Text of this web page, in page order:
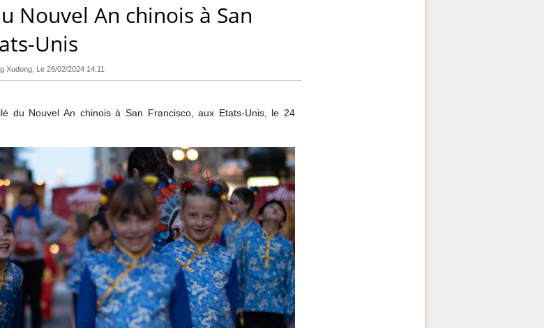
Nouvel An chinois à San
Unis
Xudong , Le 26/02/2024 14:11
du Nouvel An chinois à San Francisco, aux Etats-Unis, le 24